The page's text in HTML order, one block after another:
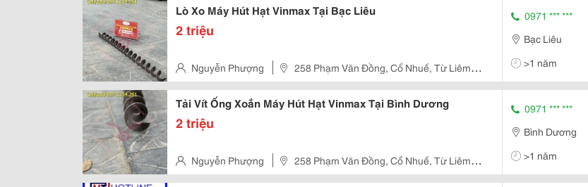
Lò Xo Máy Hút Hạt Vinmax Tại Bạc Liêu
2 triệu
Nguyễn Phượng
258 Phạm Văn Đồng, Cổ Nhuế, Từ Liêm,
Hà Nội, Việt Nam
0971 *** ***
Bạc Liêu
>1 năm
Tải Vít Ống Xoắn Máy Hút Hạt Vinmax Tại Bình Dương
2 triệu
Nguyễn Phượng
258 Phạm Văn Đồng, Cổ Nhuế, Từ Liêm,
Hà Nội, Việt Nam
0971 *** ***
Bình Dương
>1 năm